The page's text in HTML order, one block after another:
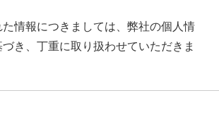
た情報につきましては、弊社の個人情
き、丁重に取り扱わせていただきま